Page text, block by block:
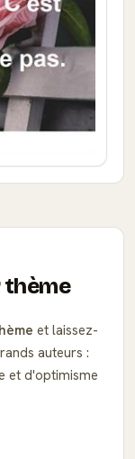
thème
et laissez-
auteurs :
et d'optimisme